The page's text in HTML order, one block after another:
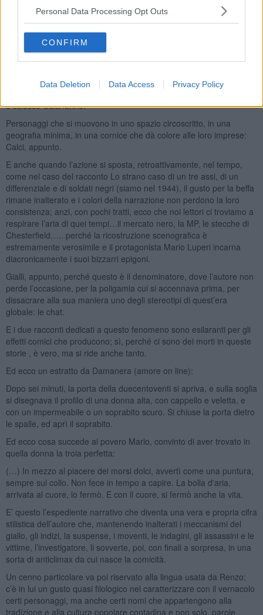
Personal Data Processing Opt Outs
CONFIRM
Data Deletion Data Access Privacy Policy
comunicazione.
Il Trappola, il Baicche, il De Profundis sono i soprannomi dei
personaggi che si muovono in queste storie, quasi maschere della
alcuni personaggi del Decameron di Boccaccio, Bruno,
e sciocco Calandrino.
Personaggi che si muovono in uno spazio circoscritto, in una
geografia minima, in una cornice che dà colore alle loro imprese:
Calci, appunto.
E anche quando l’azione si sposta, retroattivamente, nel tempo,
come nel caso del racconto Lo strano caso di un tre assi, di un
differenziale e di soldati negri (siamo nel 1944), il gusto per la beffa
rimane inalterato e i colori della narrazione non perdono la loro
consistenza; anzi, con pochi tratti, ecco che noi lettori ci troviamo a
respirare l’aria di quei tempi…il mercato nero, la MP, le stecche di
Chesterfield….. perché la ricostruzione scenografica è
estremamente verosimile e il protagonista Mario Luperi incarna
diacronicamente i suoi bizzarri epigoni.
Gialli, appunto, perché questo è il denominatore, dove l’autore non
perde l’occasione, per la poligamia cui si accennava prima, per
dissacrare alla sua maniera uno degli stereotipi di quest’era
globale: le chat.
E i due racconti dedicati a questo fenomeno sono esilaranti per gli
effetti comici che producono; sì, perché ci sono dei morti in queste
storie , è vero, ma si ride anche tanto.
Ed ecco un estratto da Damanera (amore on line):
Dopo sei minuti, la porta della duecentoventi si apriva, e sulla soglia
si disegnava il profilo di una donna alta, con cappello e veletta, e
con un impermeabile o un soprabito scuro. Si chiuse la porta dietro
le spalle, ed aprì il soprabito.
Ed ecco cosa succede al povero Mario, convinto di aver trovato in
quella donna la troia perfetta:
(…) In mezzo al piacere dei morsi dolci, avvertì come una puntura,
sempre sul collo. Non fece in tempo a capire. La bolla d'aria,
arrivata al cuore, lo fermò. E con il cuore, si fermò anche la vita.
E’ questo l’espediente narrativo che diventa una vera e propria cifra
stilistica dell’autore che, mantenendo inalterati i meccanismi del
giallo, gli indizi, la suspense, i moventi, le indagini, gli assassini e le
vittime, l’investigatore, li sovverte, poi, con finali a sorpresa, in una
sorta di anticlimax da cui nasce la comicità.
Un cenno particolare va poi riservato alla lingua usata da Renzo;
c’è in lui un gusto quasi filologico nel caratterizzare con il vernacolo
certi personaggi, ma anche certi nomi che appartengono alla
tradizione e alla cultura popolare contadina e non solo, parole